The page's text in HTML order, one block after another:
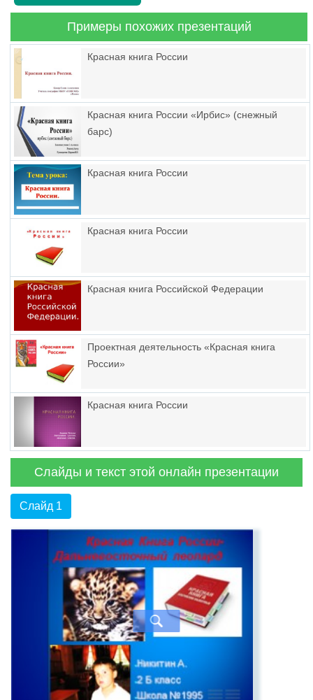
Примеры похожих презентаций
Красная книга России
Красная книга России «Ирбис» (снежный
барс)
Красная книга России
Красная книга России
Красная книга Российской Федерации
Проектная деятельность «Красная книга
России»
Красная книга России
Слайды и текст этой онлайн презентации
Слайд 1